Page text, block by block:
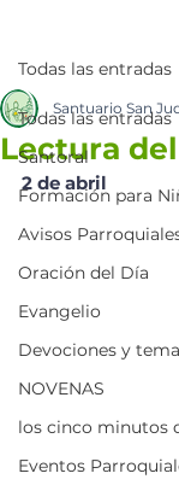
Todas las entradas
Santoral
Formación para
Avisos
Oración del Día
Evangelio
Devociones y
NOVENAS
los cinco minutos
Eventos
Todas las entradas
Lectura
Santuario San
2 de abril